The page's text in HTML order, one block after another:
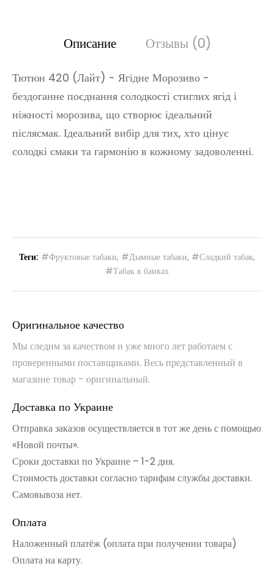
Описание Отзывы (0)
Тютюн 420 (Лайт) - Ягідне Морозиво -
бездоганне поєднання солодкості стиглих ягід і
ніжності морозива, що створює ідеальний
післясмак. Ідеальний вибір для тих, хто цінує
солодкі смаки та гармонію в кожному задоволенні.
Теги: #Фруктовые табаки, #Дымные табаки, #Сладкий табак,
#Табак в банках
Оригинальное качество
Мы следим за качеством и уже много лет работаем с
проверенными поставщиками. Весь представленный в
магазине товар - оригинальный.
Доставка по Украине
Отправка заказов осуществляется в тот же день с помощью
«Новой почты».
Сроки доставки по Украине – 1-2 дня.
Стоимость доставки согласно тарифам службы доставки.
Самовывоза нет.
Оплата
Наложенный платёж (оплата при получении товара)
Оплата на карту.